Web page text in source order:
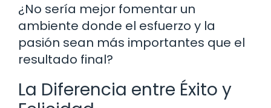
¿No sería mejor fomentar un
ambiente donde el esfuerzo y la
pasión sean más importantes que el
resultado final?
La Diferencia entre Éxito y